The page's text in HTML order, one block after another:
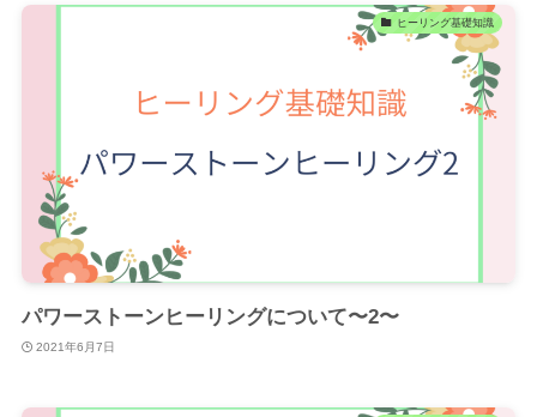
ヒーリング基礎知識
パワーストーンヒーリングについて〜2〜
2021年6月7日